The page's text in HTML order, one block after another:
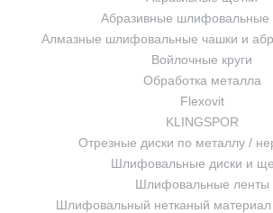
Абразивные шлифовальные
Алмазные шлифовальные чашки и
Войлочные круги
Обработка металла
Flexovit
KLINGSPOR
Отрезные диски по металлу /
Шлифовальные диски и
Шлифовальные ленты
Шлифовальный нетканый материал